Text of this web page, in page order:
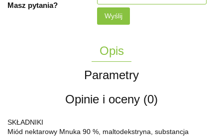
Masz pytania?
Wyślij
Opis
Parametry
Opinie i oceny (0)
SKŁADNIKI
Miód nektarowy Mnuka 90 %, maltodekstryna, substancja